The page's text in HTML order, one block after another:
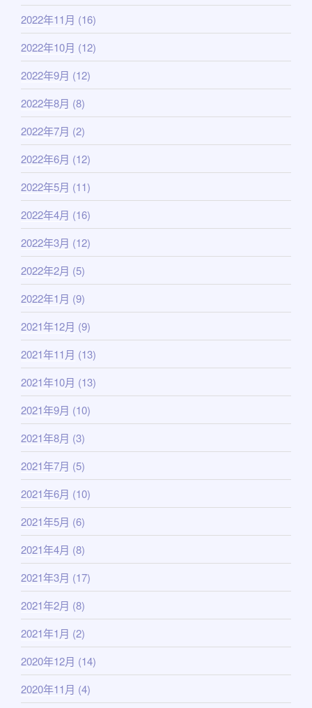
2022年11月 (16)
2022年10月 (12)
2022年9月 (12)
2022年8月 (8)
2022年7月 (2)
2022年6月 (12)
2022年5月 (11)
2022年4月 (16)
2022年3月 (12)
2022年2月 (5)
2022年1月 (9)
2021年12月 (9)
2021年11月 (13)
2021年10月 (13)
2021年9月 (10)
2021年8月 (3)
2021年7月 (5)
2021年6月 (10)
2021年5月 (6)
2021年4月 (8)
2021年3月 (17)
2021年2月 (8)
2021年1月 (2)
2020年12月 (14)
2020年11月 (4)